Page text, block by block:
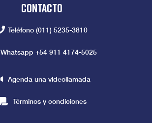
Contacto
Teléfono (011) 5235-3810
Whatsapp +54 911 4174-5025
Agenda una videollamada
Términos y condiciones